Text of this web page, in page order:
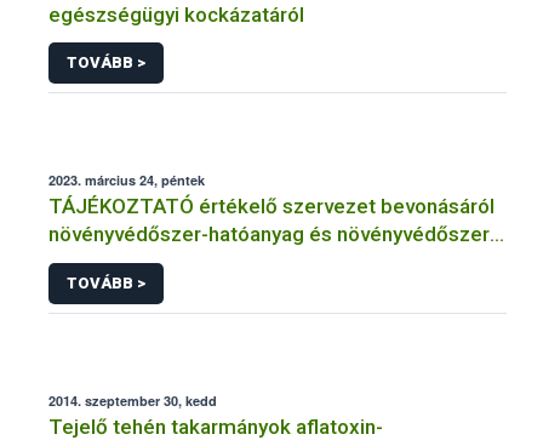
egészségügyi kockázatáról
TOVÁBB >
2023. március 24, péntek
TÁJÉKOZTATÓ értékelő szervezet bevonásáról
növényvédőszer-hatóanyag és növényvédőszer
engedélyezésére, továbbá a meglévő engedély
meghosszabbítására vagy módosítására irányuló
eljárásba
TOVÁBB >
2014. szeptember 30, kedd
Tejelő tehén takarmányok aflatoxin-